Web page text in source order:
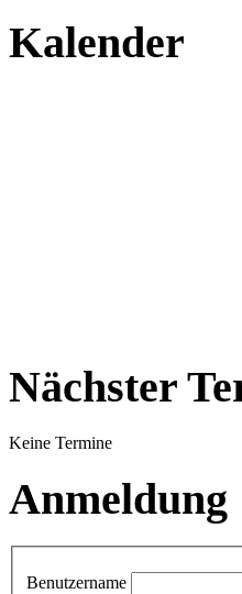
Kalender
Nächster
Keine Termine
Anmeldung
Benutzername